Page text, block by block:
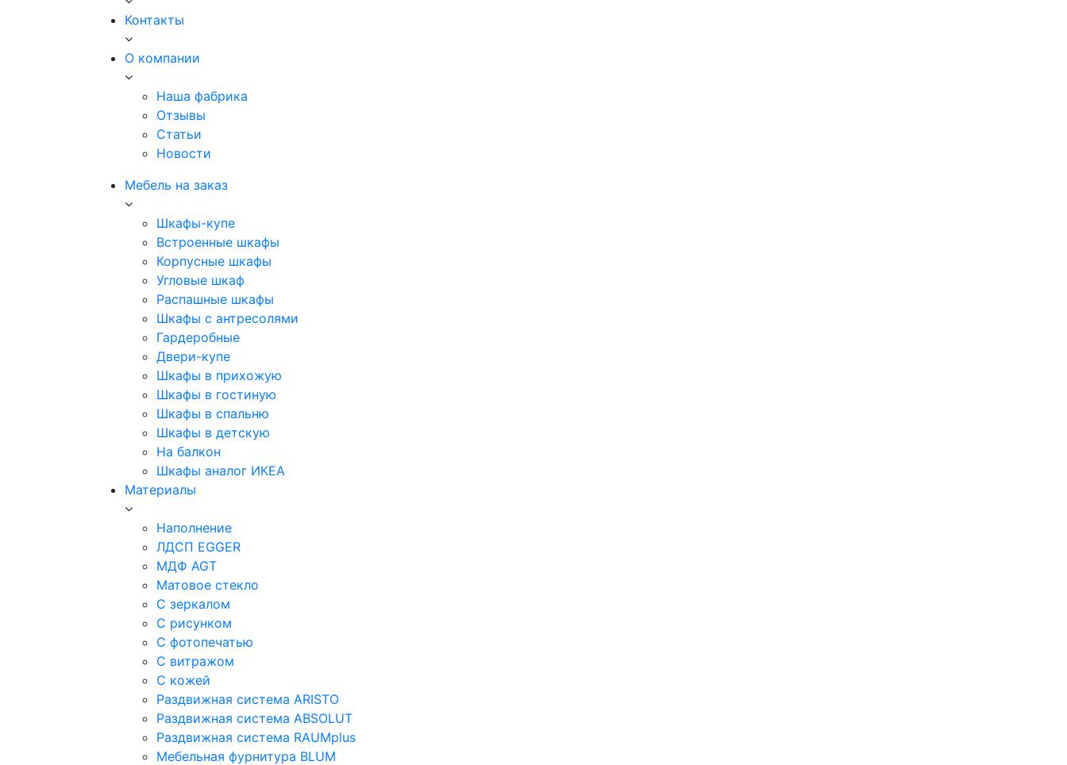
Контакты
О компании
Наша фабрика
Отзывы
Статьи
Новости
Мебель на заказ
Шкафы-купе
Встроенные шкафы
Корпусные шкафы
Угловые шкаф
Распашные шкафы
Шкафы с антресолями
Гардеробные
Двери-купе
Шкафы в прихожую
Шкафы в гостиную
Шкафы в спальню
Шкафы в детскую
На балкон
Шкафы аналог ИКЕА
Материалы
Наполнение
ЛДСП EGGER
МДФ AGT
Матовое стекло
С зеркалом
С рисунком
С фотопечатью
С витражом
С кожей
Раздвижная система ARISTO
Раздвижная система ABSOLUT
Раздвижная система RAUMplus
Мебельная фурнитура BLUM